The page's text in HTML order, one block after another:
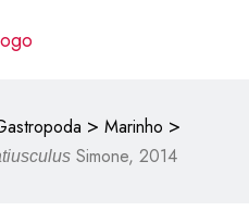
> Marinho >
Simone, 2014